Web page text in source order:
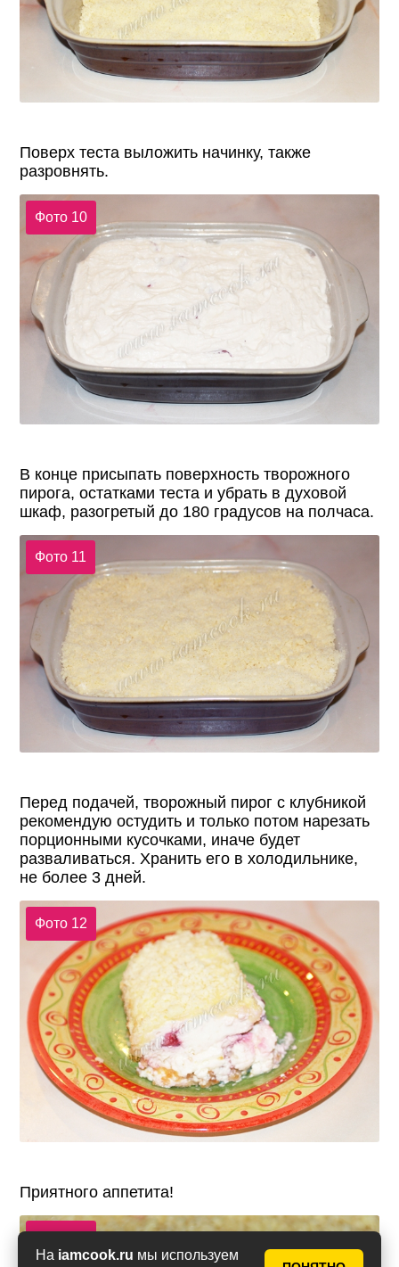
На iamcook.ru мы используем
Поверх теста выложить начинку, также
разровнять.
Фото 10
В конце присыпать поверхность творожного
пирога, остатками теста и убрать в духовой
шкаф, разогретый до 180 градусов на полчаса.
Фото 11
Перед подачей, творожный пирог с клубникой
рекомендую остудить и только потом нарезать
порционными кусочками, иначе будет
разваливаться. Хранить его в холодильнике,
не более 3 дней.
Фото 12
Приятного аппетита!